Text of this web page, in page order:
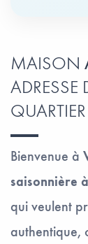
MAISON
ADRESSE
Bienvenue à
saisonnière
qui veulent
authentique,